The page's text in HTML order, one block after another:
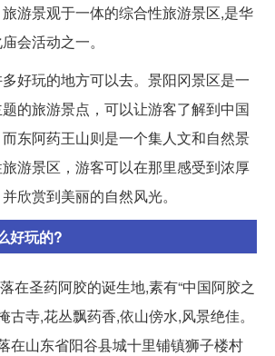
游景观于一体的综合性旅游景区,是华
会活动之一。
好玩的地方可以去。景阳冈景区是一
的旅游景点，可以让游客了解到中国
东阿药王山则是一个集人文和自然景
游景区，游客可以在那里感受到浓厚
欣赏到美丽的自然风光。
好玩的?
在圣药阿胶的诞生地,素有“中国阿胶之
古寺,花丛飘药香,依山傍水,风景绝佳。
在山东省阳谷县城十里铺镇狮子楼村